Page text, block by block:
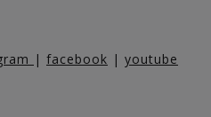
| facebook | youtube